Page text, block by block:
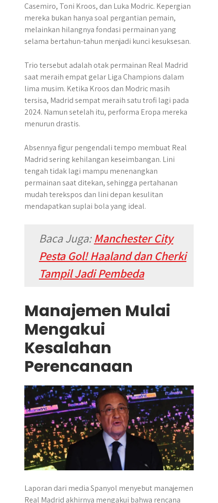
Casemiro, Toni Kroos, dan Luka Modric. Kepergian
mereka bukan hanya soal pergantian pemain,
melainkan hilangnya fondasi permainan yang
selama bertahun-tahun menjadi kunci kesuksesan.
Trio tersebut adalah otak permainan Real Madrid
saat meraih empat gelar Liga Champions dalam
lima musim. Ketika Kroos dan Modric masih
tersisa, Madrid sempat meraih satu trofi lagi pada
2024. Namun setelah itu, performa Eropa mereka
menurun drastis.
Absennya figur pengendali tempo membuat Real
Madrid sering kehilangan keseimbangan. Lini
tengah tidak lagi mampu menenangkan
permainan saat ditekan, sehingga pertahanan
mudah terekspos dan lini depan kesulitan
mendapatkan suplai bola yang ideal.
Baca Juga:Manchester City
Pesta Gol! Haaland dan Cherki
Tampil Jadi Pembeda
Manajemen Mulai
Mengakui
Kesalahan
Perencanaan
Laporan dari media Spanyol menyebut manajemen
Real Madrid akhirnya mengakui bahwa rencana